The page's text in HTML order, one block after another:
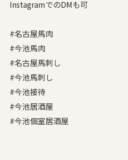
InstagramでのDMも可
#名古屋馬肉
#今池馬肉
#名古屋馬刺し
#今池馬刺し
#今池接待
#今池居酒屋
#今池個室居酒屋